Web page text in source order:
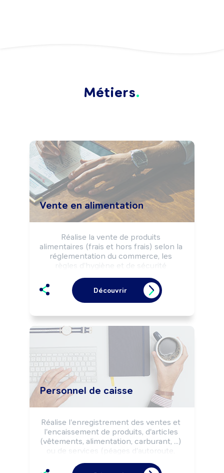
Métiers
Vente en alimentation
Réalise la vente de produits
alimentaires (frais et hors frais) selon la
réglementation du commerce, les
règles d'hygiène et de sécurité
commerciaux de l'enseigne, de
l'entreprise.
Peut effectuer la préparation (cuisson,
produits frais.
Découvrir
Personnel de caisse
Réalise l'enregistrement des ventes et
l'encaissement de produits, d'articles
(vêtements, alimentation, carburant, ...)
ou de services (péages d'autoroute,
Peut effectuer le réassort des produits